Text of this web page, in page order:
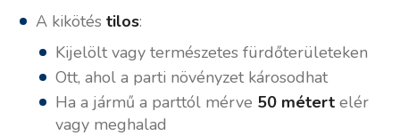
A kikötés tilos:
Kijelölt vagy természetes fürdőterületeken
Ott, ahol a parti növényzet károsodhat
Ha a jármű a parttól mérve 50 métertelér
vagy meghalad